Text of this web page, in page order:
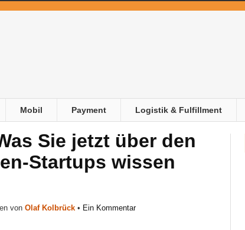
Mobil Payment Logistik & Fulfillment
Sie jetzt über den
Startups wissen
von Olaf Kolbrück • Ein Kommentar